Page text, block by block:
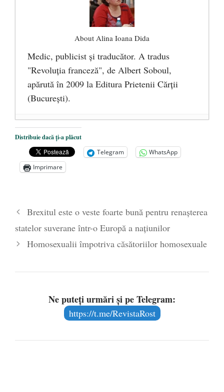
About Alina Ioana Dida
Medic, publicist şi traducător. A tradus
"Revoluţia franceză", de Albert Soboul,
apărută în 2009 la Editura Prietenii Cărţii
(Bucureşti).
Ceva despre pandemie
O carte despre embrionul uman, ca
persoană ce trebuie apărată - 8 octombrie
2019
septembrie 2019
Distribuie dacă ți-a plăcut
Telegram
WhatsApp
Imprimare
Brexitul este o veste foarte bună pentru renașterea
statelor suverane într-o Europă a națiunilor
Homosexualii împotriva căsătoriilor homosexuale
Ne puteți urmări și pe Telegram:
https://t.me/RevistaRost